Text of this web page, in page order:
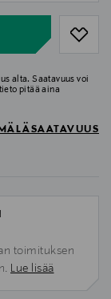
alta. Saatavuus voi
pitää aina
toimituksen
Lue lisää